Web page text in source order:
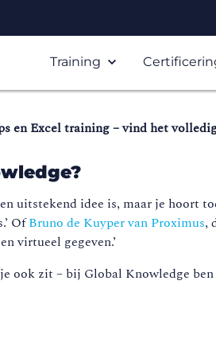
Training
en Excel training – vind het
uitstekend idee is, maar je hoort
OfBruno de Kuyper van Proximus,
virtueel gegeven.’
ook zit – bij Global Knowledge ben